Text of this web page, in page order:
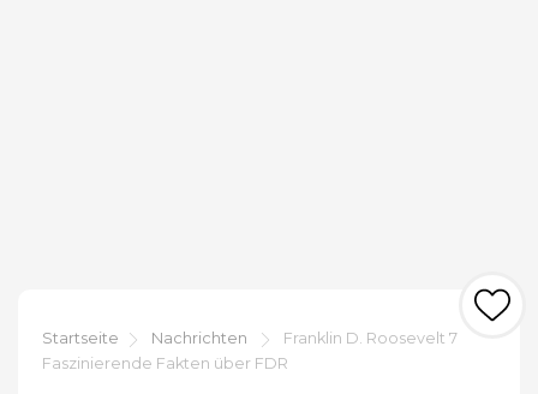
Startseite Nachrichten
Franklin D. Roosevelt 7
Faszinierende Fakten über FDR